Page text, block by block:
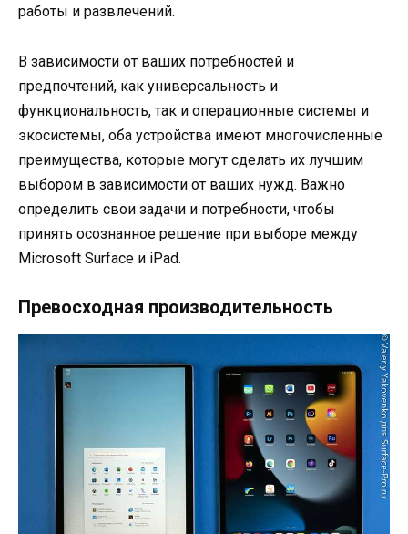
работы и развлечений.
В зависимости от ваших потребностей и
предпочтений, как универсальность и
функциональность, так и операционные системы и
экосистемы, оба устройства имеют многочисленные
преимущества, которые могут сделать их лучшим
выбором в зависимости от ваших нужд. Важно
определить свои задачи и потребности, чтобы
принять осознанное решение при выборе между
Microsoft Surface и iPad.
Превосходная производительность